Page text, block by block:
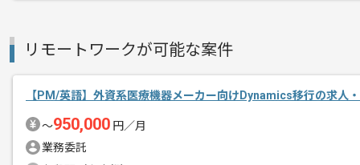
リモートワークが可能な案件
【PM/英語】外資系医療機器メーカー向けDynamics移行の求人
〜950,000 円／月
業務委託